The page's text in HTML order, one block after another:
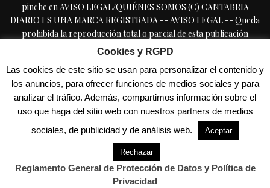
pinche en AVISO LEGAL/QUIÉNES SOMOS (C) CANTABRIA
DIARIO ES UNA MARCA REGISTRADA -- AVISO LEGAL -- Queda
prohibida la reproducción total o parcial de esta publicación
periódica, por cualquier medio o procedimiento, sin tener la
autorización previa, expresa y por escrito del editor, incluyendo el
uso directa o indirectamente comercial en forma de reseñas,
resúmenes, o extractos de prensa, a lo que se manifiesta oposición
expresa. Copyright © 2009-2025 CantabriaDiario.com Cantabria
Diario es una marca registrada - TODOS LOS DERECHOS
RESERVADOS - - PROHIBIDA LA REPRODUCCIÓN SIN
PERMISO PREVIO - Reglamento General de Protección de Datos /
Política de Privacidad
Cookies y RGPD
Las cookies de este sitio se usan para personalizar el contenido y
los anuncios, para ofrecer funciones de medios sociales y para
analizar el tráfico. Además, compartimos información sobre el
uso que haga del sitio web con nuestros partners de medios
sociales, de publicidad y de análisis web.
Aceptar
Rechazar
Reglamento General de Protección de Datos y Política de
Privacidad